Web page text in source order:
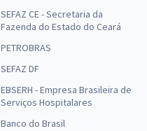
SEFAZ CE - Secretaria da
Fazenda do Estado do Ceará
PETROBRAS
SEFAZ DF
EBSERH - Empresa Brasileira de
Serviços Hospitalares
Banco do Brasil